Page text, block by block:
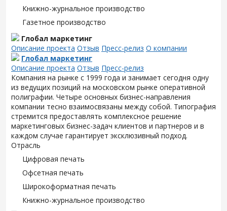
Книжно-журнальное производство
Газетное производство
Глобал маркетинг
Описание проекта Отзыв Пресс-релиз О компании
Глобал маркетинг
Описание проекта Отзыв Пресс-релиз
Компания на рынке с 1999 года и занимает сегодня одну
из ведущих позиций на московском рынке оперативной
полиграфии. Четыре основных бизнес-направления
компании тесно взаимосвязаны между собой. Типография
стремится предоставлять комплексное решение
маркетинговых бизнес-задач клиентов и партнеров и в
каждом случае гарантирует эксклюзивный подход.
Отрасль
Цифровая печать
Офсетная печать
Широкоформатная печать
Книжно-журнальное производство